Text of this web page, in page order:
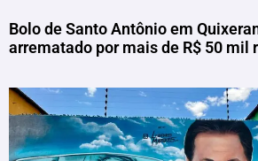
Bolo de Santo Antônio em
arrematado por mais de R$ 50 mil